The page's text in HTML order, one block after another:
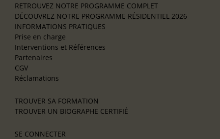
RETROUVEZ NOTRE PROGRAMME COMPLET
DÉCOUVREZ NOTRE PROGRAMME RÉSIDENTIEL 2026
INFORMATIONS PRATIQUES
Prise en charge
Interventions et Références
Partenaires
CGV
Réclamations
TROUVER SA FORMATION
TROUVER UN BIOGRAPHE CERTIFIÉ
SE CONNECTER